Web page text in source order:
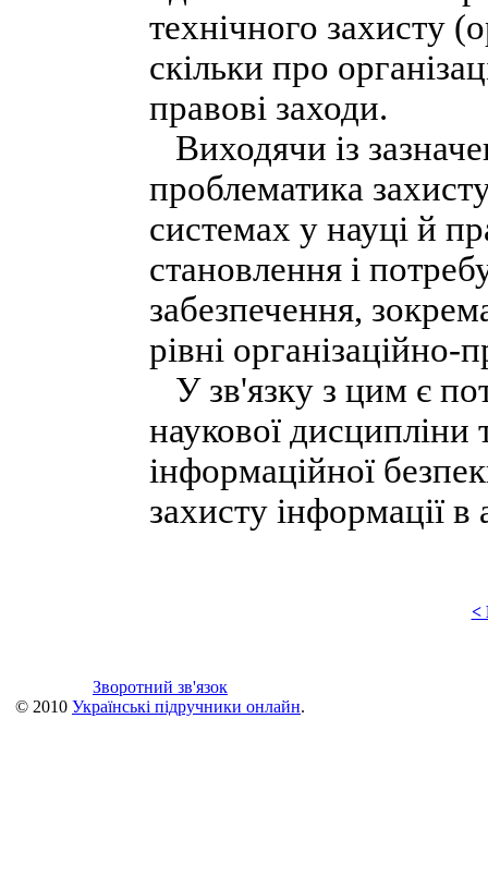
технічного захисту
скільки про
правові заходи.
Виходячи із
проблематика
системах у науці й
становлення і
забезпечення,
рівні організаційно-
У зв'язку з цим є
наукової дисципліни
інформаційної
захисту інформації
<
Зворотний зв'язок
© 2010 Українські підручники онлайн.